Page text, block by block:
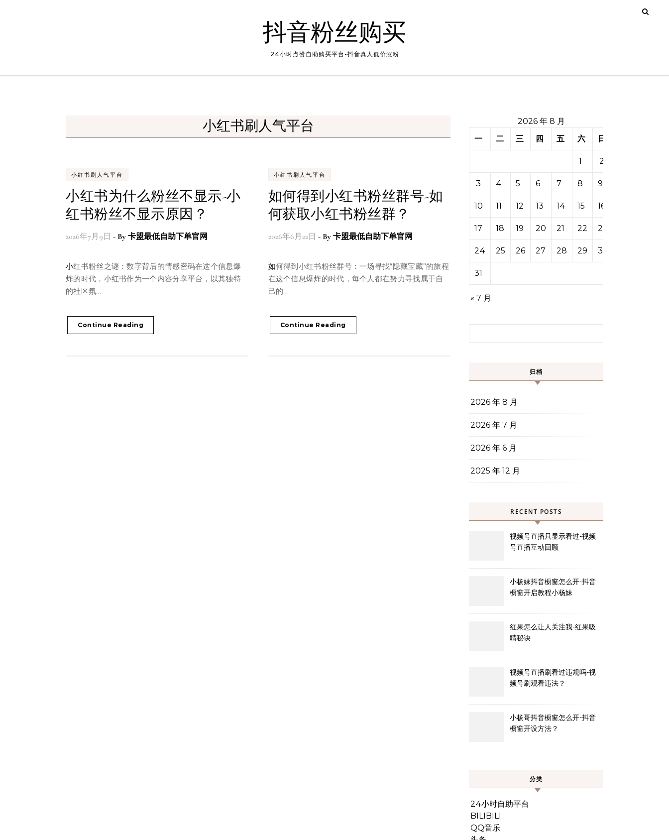
抖音粉丝购买
24小时点赞自助购买平台-抖音真人低价涨粉
小红书刷人气平台
小红书刷人气平台
小红书为什么粉丝不显示-小
红书粉丝不显示原因？
2026年7月9日 - By 卡盟最低自助下单官网
小红书粉丝之谜：数字背后的情感密码在这个信息爆
炸的时代，小红书作为一个内容分享平台，以其独特
的社区氛…
Continue Reading
小红书刷人气平台
如何得到小红书粉丝群号-如
何获取小红书粉丝群？
2026年6月22日 - By 卡盟最低自助下单官网
如何得到小红书粉丝群号：一场寻找“隐藏宝藏”的旅程
在这个信息爆炸的时代，每个人都在努力寻找属于自
己的…
Continue Reading
2026 年 8 月
一
二 三 四 五 六 日
1 2
3 4 5 6 7 8 9
10 11 12 13 14 15 16
17 18 19 20 21 22 23
24 25 26 27 28 29 30
31
« 7 月
归档
2026 年 8 月
2026 年 7 月
2026 年 6 月
2025 年 12 月
RECENT POSTS
视频号直播只显示看过-视频
号直播互动回顾
小杨妹抖音橱窗怎么开-抖音
橱窗开启教程小杨妹
红果怎么让人关注我-红果吸
睛秘诀
视频号直播刷看过违规吗-视
频号刷观看违法？
小杨哥抖音橱窗怎么开-抖音
橱窗开设方法？
分类
24小时自助平台
BILIBILI
QQ音乐